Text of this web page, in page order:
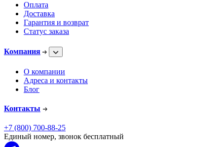
Оплата
Доставка
Гарантия и возврат
Статус заказа
Компания
О компании
Адреса и контакты
Блог
Контакты
+7 (800) 700-88-25
Единый номер, звонок бесплатный